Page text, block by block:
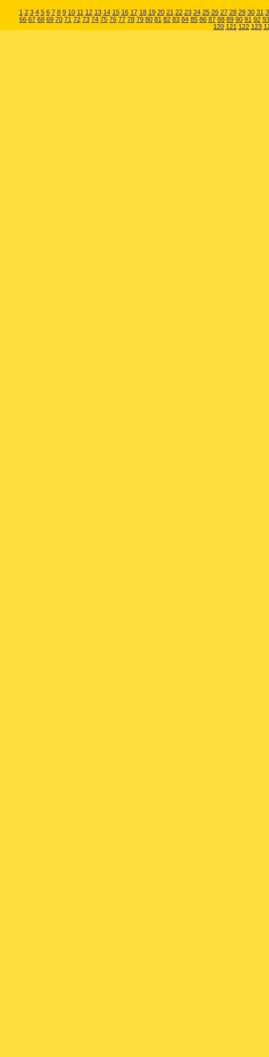
1 2 3 4 5 6 7 8 9 10 11 12 13 14 15 16 17 18 19 20 21 22 23 24 25 26 27 28 29 30 31
66 67 68 69 70 71 72 73 74 75 76 77 78 79 80 81 82 83 84 85 86 87 88 89 90 91 92 93
120 121 122 123